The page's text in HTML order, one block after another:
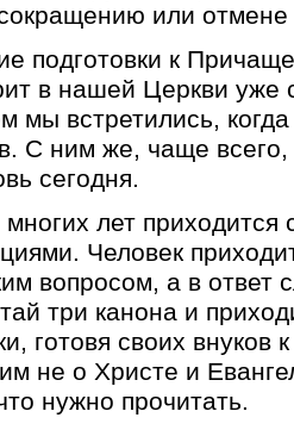
или
подготовки к
в нашей Церкви уже
мы встретились,
С ним же, чаще всего,
сегодня.
лет приходится
Человек
вопросом, а в ответ
три канона и
готовя своих внуков
не о Христе и
нужно прочитать.